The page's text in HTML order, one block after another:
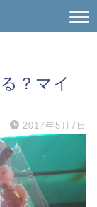
？マイ
2017年5月7日